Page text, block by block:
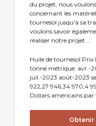
du projet, nous
concernant les
tournesol jusqu'à sa
voulons savoir
réaliser notre projet ...
Huile de tournesol
tonne métrique. avr.-
juil.-2023 août-2023
922,27 946,34 970,4
Dollars américains
Obtenir